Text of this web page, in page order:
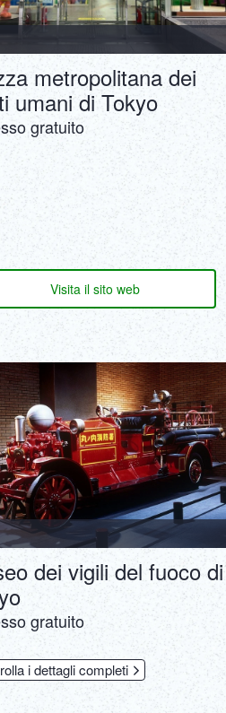
metropolitana dei
umani di Tokyo
gratuito
Visita il sito web
dei vigili del fuoco di
gratuito
i dettagli completi